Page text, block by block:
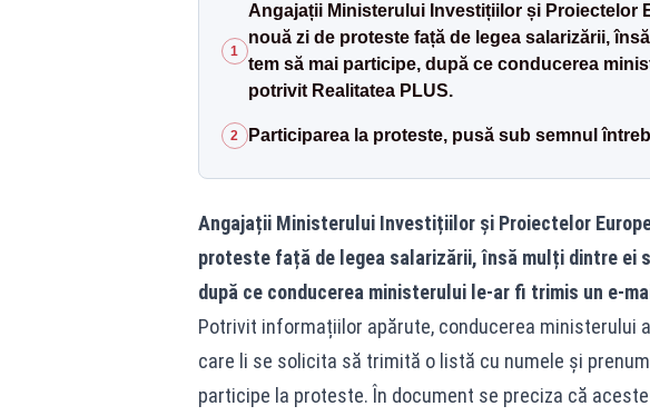
1
Angajații Ministerului Investițiilor și Proiectelor
nouă zi de proteste față de legea salarizării,
tem să mai participe, după ce conducerea
potrivit Realitatea PLUS.
2 Participarea la proteste, pusă sub semnul
Angajații Ministerului Investițiilor și Proiectelor
proteste față de legea salarizării, însă mulți dintre ei
după ce conducerea ministerului le-ar fi trimis un e-
Potrivit informațiilor apărute, conducerea ministerului
care li se solicita să trimită o listă cu numele și
participe la proteste. În document se preciza că